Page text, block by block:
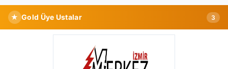
★ Gold Üye Ustalar 3